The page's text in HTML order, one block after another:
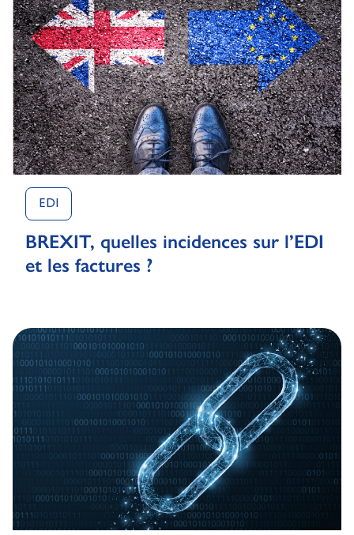
EDI
BREXIT, quelles incidences sur l’EDI
et les factures ?